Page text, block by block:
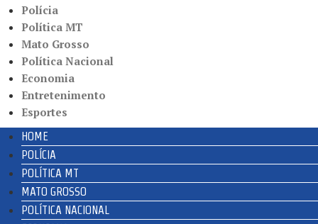
Polícia
Política MT
Mato Grosso
Política Nacional
Economia
Entretenimento
Esportes
HOME
POLÍCIA
POLÍTICA MT
MATO GROSSO
POLÍTICA NACIONAL